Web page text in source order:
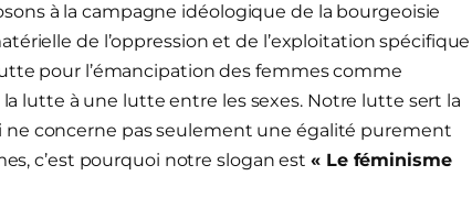
à la campagne idéologique de la bourgeoisie
de l’oppression et de l’exploitation spécifique
pour l’émancipation des femmes comme
lutte à une lutte entre les sexes. Notre lutte sert la
concerne pas seulement une égalité purement
c’est pourquoi notre slogan est« Le féminisme